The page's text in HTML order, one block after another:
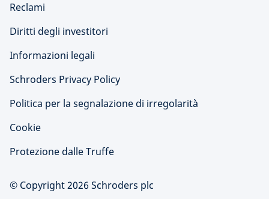
Reclami
Diritti degli investitori
Informazioni legali
Schroders Privacy Policy
Politica per la segnalazione di irregolarità
Cookie
Protezione dalle Truffe
© Copyright 2026 Schroders plc